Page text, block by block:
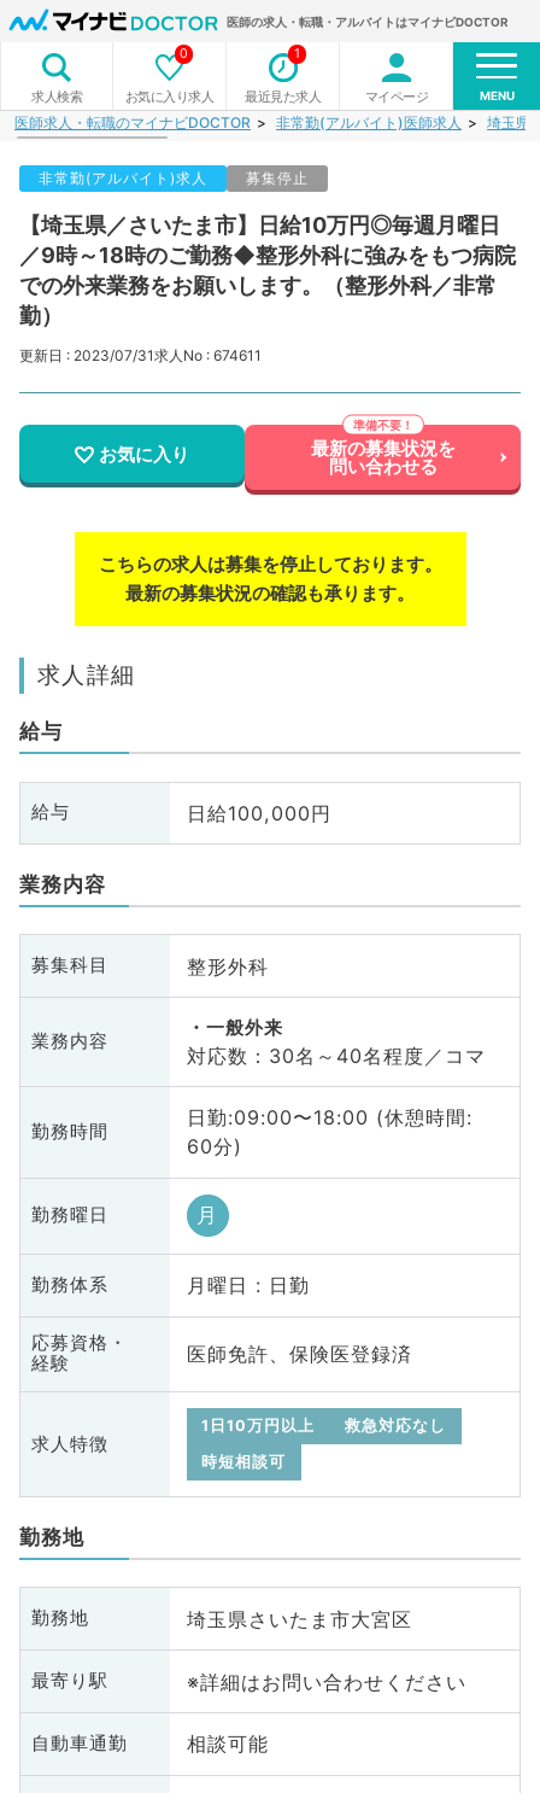
医師の求人・転職・アルバイトはマイナビDOCTOR
求人検索 お気に入り求人
0
最近見た求人
1
マイページ MENU
医師求人・転職のマイナビDOCTOR 非常勤(アルバイト)医師求人 埼玉県
非常勤(アルバイト)求人 募集停止
【埼玉県／さいたま市】日給10万円◎毎週月曜日
／9時～18時のご勤務◆整形外科に強みをもつ病院
での外来業務をお願いします。（整形外科／非常
勤）
更新日 : 2023/07/31求人No : 674611
お気に入り 最新の募集状況を
問い合わせる
こちらの求人は募集を停止しております。
最新の募集状況の確認も承ります。
求人詳細
給与
給与 日給100,000円
業務内容
募集科目 整形外科
業務内容
一般外来
対応数：30名～40名程度／コマ
勤務時間
日勤:09:00〜18:00 (休憩時間:
60分)
勤務曜日 月
勤務体系 月曜日 : 日勤
応募資格・
経験
医師免許、保険医登録済
求人特徴
1日10万円以上
救急対応なし
時短相談可
勤務地
勤務地 埼玉県さいたま市大宮区
最寄り駅 ※詳細はお問い合わせください
自動車通勤 相談可能